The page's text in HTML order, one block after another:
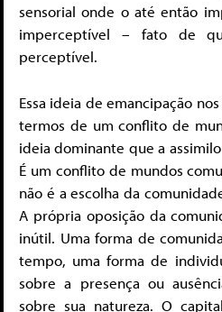
sensorial onde o até então
imperceptível – fato de
perceptível.
Essa ideia de emancipação
termos de um conflito de
ideia dominante que a
É um conflito de mundos
não é a escolha da
A própria oposição da
inútil. Uma forma de
tempo, uma forma de
sobre a presença ou
sobre sua natureza. O